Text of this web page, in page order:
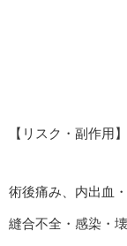
【リスク・副作用】
術後痛み、内出血
縫合不全・感染・